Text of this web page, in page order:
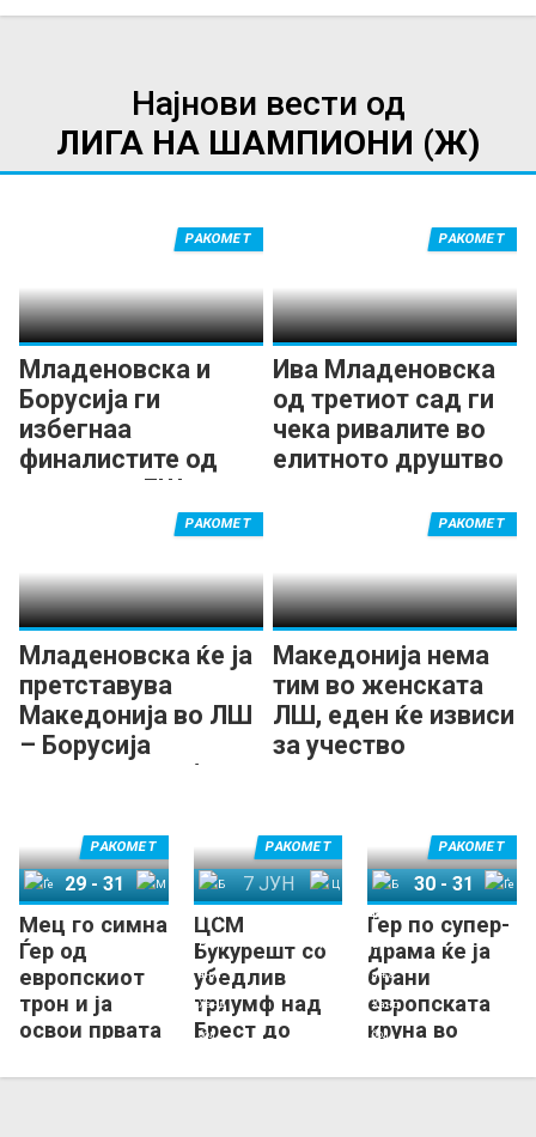
Најнови вести од
ЛИГА НА ШАМПИОНИ (Ж)
Младеновска и
Борусија ги
избегнаа
финалистите од
ланската ЛШ
РАКОМЕТ
Ива Младеновска
од третиот сад ги
чека ривалите во
елитното друштво
РАКОМЕТ
Младеновска ќе ја
претставува
Македонија во ЛШ
– Борусија
Дортмунд доби
РАКОМЕТ
Македонија нема
тим во женската
ЛШ, еден ќе извиси
за учество
РАКОМЕТ
Мец го симна
Ѓер од
европскиот
трон и ја
освои првата
ЛШ!
РАКОМЕТ
Ѓер
29 -31
Мец
ЦСМ
Букурешт со
убедлив
триумф над
Брест до
медал во
РАКОМЕТ
Брест Бретања Хандбол
7 ЈУН
Ѓер по супер-
драма ќе ја
брани
европската
круна во
РАКОМЕТ
Брест Бретања Хандбол
30- 31
Ѓер